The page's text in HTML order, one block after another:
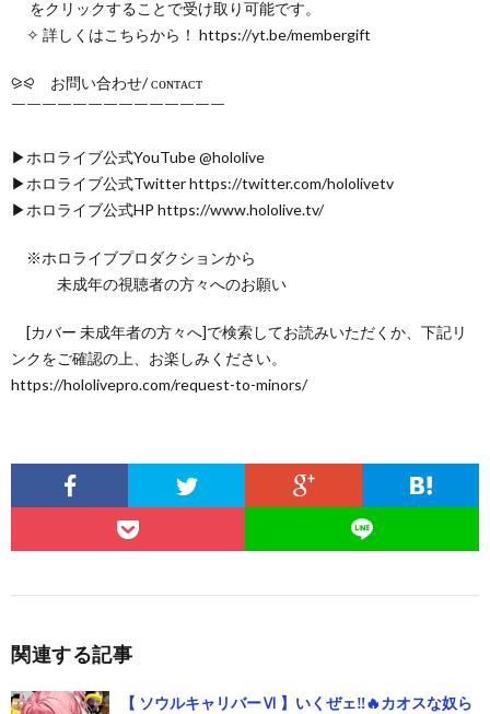
をクリックすることで受け取り可能です。
✧ 詳しくはこちらから！ https://yt.be/membergift
⪩⪨ お問い合わせ/ ᴄᴏɴᴛᴀᴄᴛ
￣￣￣￣￣￣￣￣￣￣￣￣￣￣
▶ホロライブ公式YouTube @hololive
▶ホロライブ公式Twitter https://twitter.com/hololivetv
▶ホロライブ公式HP https://www.hololive.tv/
※ホロライブプロダクションから
未成年の視聴者の方々へのお願い
[カバー 未成年者の方々へ]で検索してお読みいただくか、下記リ
ンクをご確認の上、お楽しみください。
https://hololivepro.com/request-to-minors/
関連する記事
【 ソウルキャリバーⅥ 】いくぜェ‼🔥カオスな奴ら